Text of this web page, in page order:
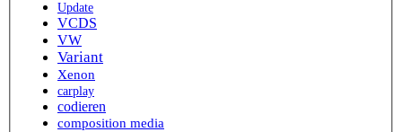
Update
VCDS
VW
Variant
Xenon
carplay
codieren
composition media